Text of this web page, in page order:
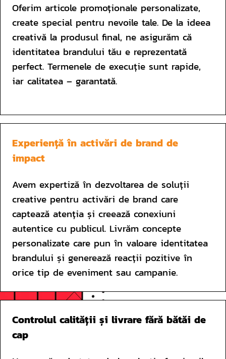
Oferim articole promoționale personalizate,
create special pentru nevoile tale. De la ideea
creativă la produsul final, ne asigurăm că
identitatea brandului tău e reprezentată
perfect. Termenele de execuție sunt rapide,
iar calitatea – garantată.
Experiență în activări de brand de
impact
Avem expertiză în dezvoltarea de soluții
creative pentru activări de brand care
captează atenția și creează conexiuni
autentice cu publicul. Livrăm concepte
personalizate care pun în valoare identitatea
brandului și generează reacții pozitive în
orice tip de eveniment sau campanie.
Controlul calității și livrare fără bătăi de
cap